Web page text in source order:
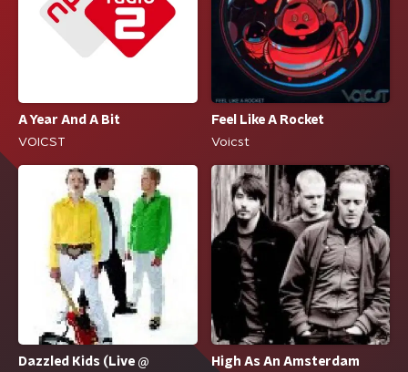
A Year And A Bit
VOICST
Feel Like A Rocket
Voicst
Dazzled Kids (Live @
High As An Amsterdam